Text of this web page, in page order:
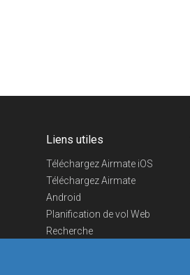
Liens utiles
Téléchargez Airmate iOS
Téléchargez Airmate
Android
Planification de vol Web
Recherche